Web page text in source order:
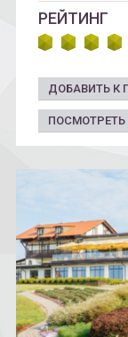
РЕЙТИНГ
ДОБАВИТЬ К
ПОСМОТРЕТЬ